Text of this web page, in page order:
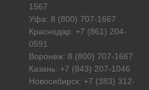
1567
Уфа: 8 (800) 707-1667
Краснодар: +7 (861) 204-
0591
Воронеж: 8 (800) 707-1667
Казань: +7 (843) 207-1046
Новосибирск: +7 (383) 312-